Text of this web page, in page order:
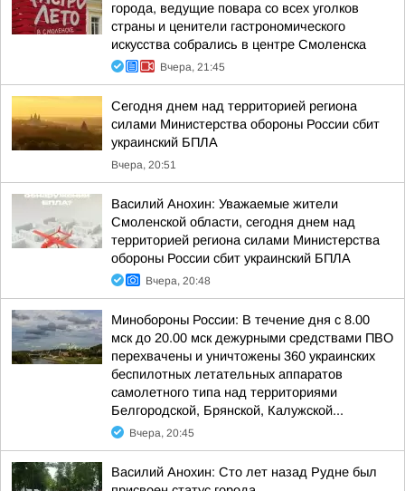
города, ведущие повара со всех уголков
страны и ценители гастрономического
искусства собрались в центре Смоленска
Вчера, 21:45
Сегодня днем над территорией региона
силами Министерства обороны России сбит
украинский БПЛА
Вчера, 20:51
Василий Анохин: Уважаемые жители
Смоленской области, сегодня днем над
территорией региона силами Министерства
обороны России сбит украинский БПЛА
Вчера, 20:48
Минобороны России: В течение дня с 8.00
мск до 20.00 мск дежурными средствами ПВО
перехвачены и уничтожены 360 украинских
беспилотных летательных аппаратов
самолетного типа над территориями
Белгородской, Брянской, Калужской...
Вчера, 20:45
Василий Анохин: Сто лет назад Рудне был